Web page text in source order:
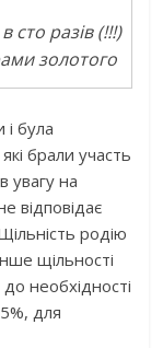
сто разів (!!!)
золотого
і була
брали участь
увагу на
відповідає
родію
щільності
необхідності
для